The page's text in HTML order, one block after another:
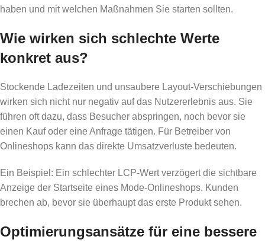
haben und mit welchen Maßnahmen Sie starten sollten.
Wie wirken sich schlechte Werte
konkret aus?
Stockende Ladezeiten und unsaubere Layout-Verschiebungen
wirken sich nicht nur negativ auf das Nutzererlebnis aus. Sie
führen oft dazu, dass Besucher abspringen, noch bevor sie
einen Kauf oder eine Anfrage tätigen. Für Betreiber von
Onlineshops kann das direkte Umsatzverluste bedeuten.
Ein Beispiel: Ein schlechter LCP-Wert verzögert die sichtbare
Anzeige der Startseite eines Mode-Onlineshops. Kunden
brechen ab, bevor sie überhaupt das erste Produkt sehen.
Optimierungsansätze für eine bessere